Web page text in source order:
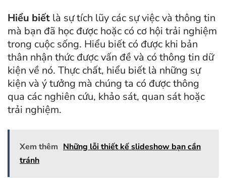
Hiểu biết là sự tích lũy các sự việc và thông tin
mà bạn đã học được hoặc có cơ hội trải nghiệm
trong cuộc sống. Hiểu biết có được khi bản
thân nhận thức được vấn đề và có thông tin dữ
kiện về nó. Thực chất, hiểu biết là những sự
kiện và ý tưởng mà chúng ta có được thông
qua các nghiên cứu, khảo sát, quan sát hoặc
trải nghiệm.
Xem thêm Những lỗi thiết kế slideshow bạn cần
tránh